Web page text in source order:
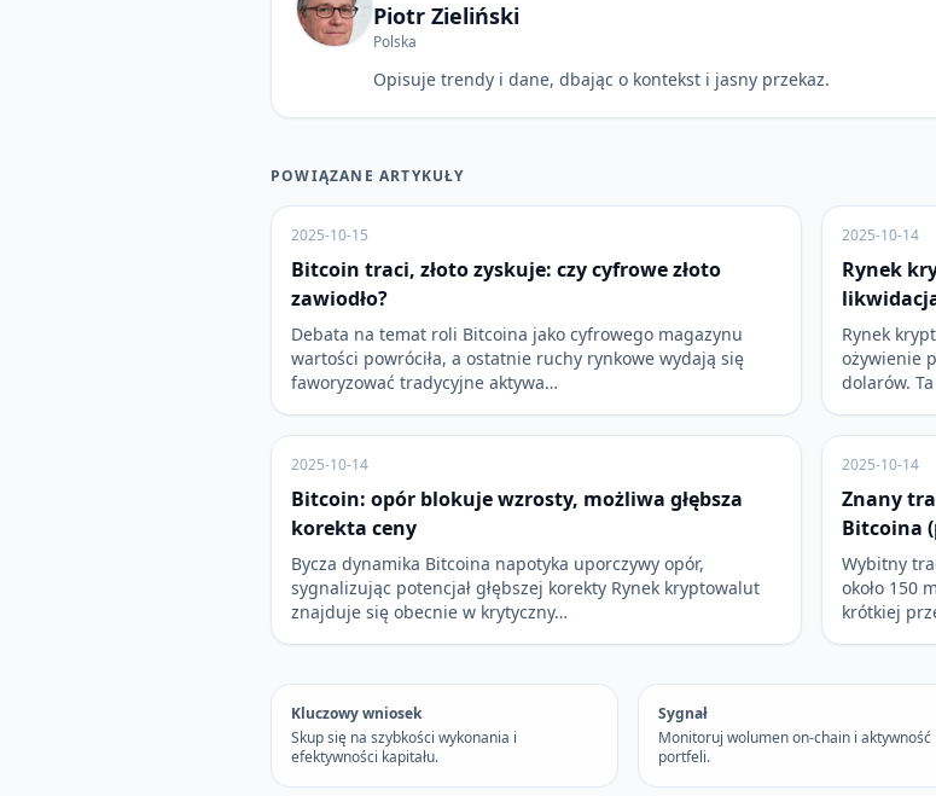
Piotr Zieliński
Polska
Opisuje trendy i dane, dbając o kontekst i jasny przekaz.
POWIĄZANE ARTYKUŁY
2025-10-15
Bitcoin traci, złoto zyskuje: czy cyfrowe złoto
zawiodło?
Debata na temat roli Bitcoina jako cyfrowego magazynu
wartości powróciła, a ostatnie ruchy rynkowe wydają się
faworyzować tradycyjne aktywa…
2025-10-14
Rynek
Rynek
ożywienie
dolarów.
2025-10-14
Bitcoin: opór blokuje wzrosty, możliwa głębsza
korekta ceny
Bycza dynamika Bitcoina napotyka uporczywy opór,
sygnalizując potencjał głębszej korekty Rynek kryptowalut
znajduje się obecnie w krytyczny…
2025-10-14
Znany
Bitcoina
Wybitny
około 150
krótkiej
Kluczowy wniosek
Skup się na szybkości wykonania i
efektywności kapitału.
Sygnał
Monitoruj wolumen on-chain i aktywność
portfeli.